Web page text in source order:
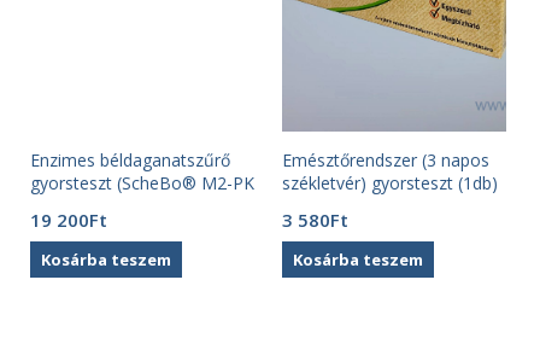
Enzimes béldaganatszűrő
gyorsteszt (ScheBo® M2-PK
19 200Ft
Kosárba teszem
Emésztőrendszer (3 napos
székletvér) gyorsteszt (1db)
3 580Ft
Kosárba teszem